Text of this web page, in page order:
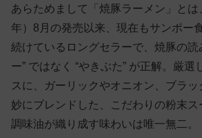
あらためまして「焼豚ラーメン」と
年）8月の発売以来、現在もサンポー
続けているロングセラーで、焼豚の読
ー” ではなく “やきぶた” が正解。厳選
スに、ガーリックやオニオン、ブラ
妙にブレンドした、こだわりの粉末
調味油が織り成す味わいは唯一無二。